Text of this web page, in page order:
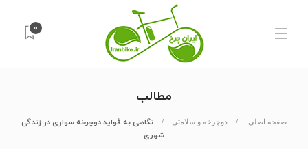
۰
مطالب
صفحه اصلی دوچرخه و سلامتی
نگاهی به فواید دوچرخه سواری در زندگی
شهری